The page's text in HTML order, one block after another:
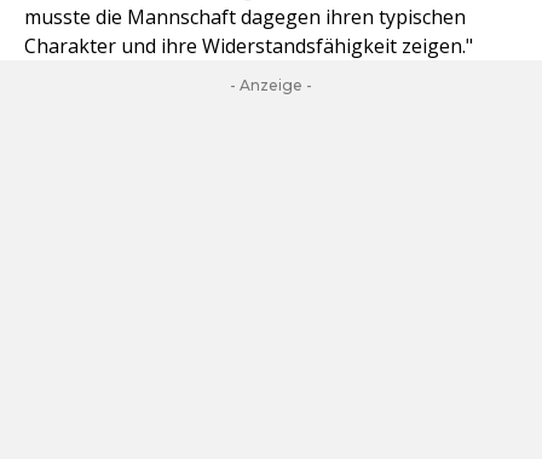
musste die Mannschaft dagegen ihren typischen
Charakter und ihre Widerstandsfähigkeit zeigen."
- Anzeige -